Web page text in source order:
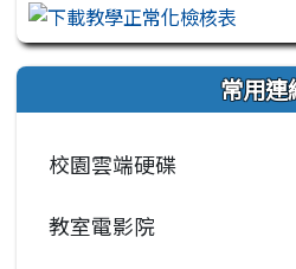
常用連
校園雲端硬碟
教室電影院